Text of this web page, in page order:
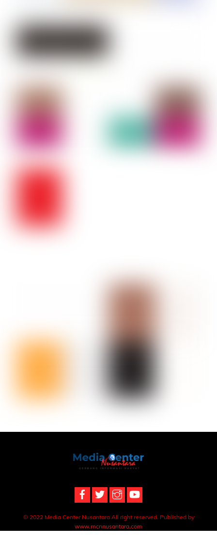
Back
To
© 2022 Media Center Nusantara All right reserved. Published by
www.mcnnusantara.com